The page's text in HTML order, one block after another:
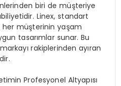
biri de müşteriye
Linex, standart
müşterinin yaşam
tasarımlar sunar. Bu
rakiplerinden ayıran
Profesyonel Altyapısı